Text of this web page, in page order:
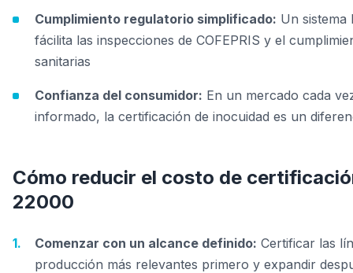
Cumplimiento regulatorio simplificado: Un sistema
fácilita las inspecciones de COFEPRIS y el
sanitarias
Confianza del consumidor: En un mercado cada
informado, la certificación de inocuidad es un
Cómo reducir el costo de
22000
Comenzar con un alcance definido: Certificar las
producción más relevantes primero y expandir